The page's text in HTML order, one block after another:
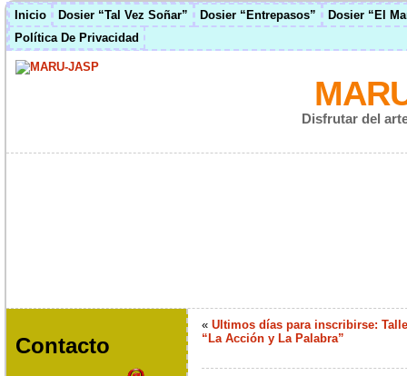
Inicio Dosier “Tal Vez Soñar” Dosier “Entrepasos”
Dosier “El
Política De Privacidad
Disfrutar del
Contacto
« Ultimos días para inscribirse:
“La Acción y La Palabra”